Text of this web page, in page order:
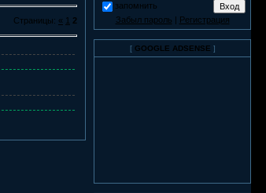
Страницы: « 1 2
запомнить
Забыл пароль | Регистрация
[ GOOGLE ADSENSE ]